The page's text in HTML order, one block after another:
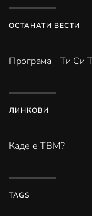
ОСТАНАТИ ВЕСТИ
Програма Ти Си
ЛИНКОВИ
Каде е ТВМ?
TAGS